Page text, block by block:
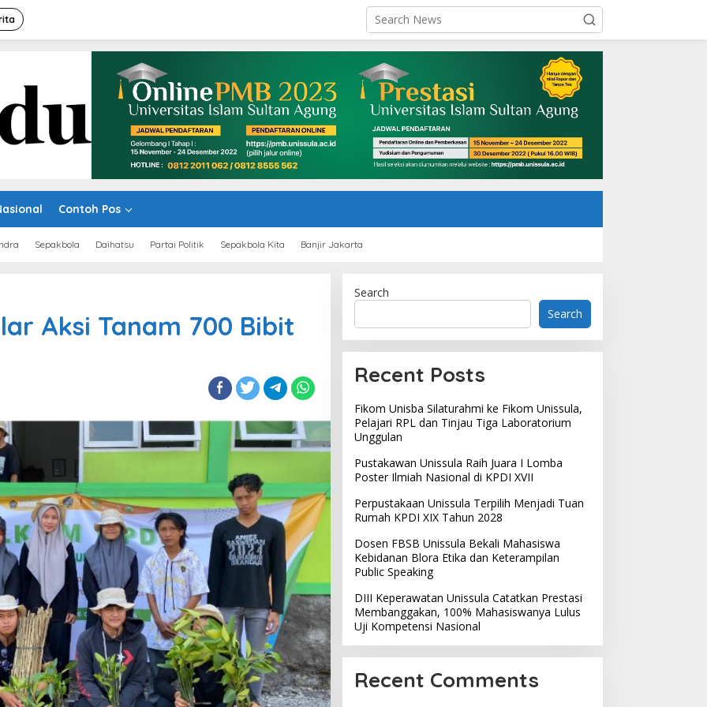
Contoh Pos
Sepakbola Daihatsu Partai Politik Sepakbola Kita Banjir Jakarta
Aksi Tanam 700 Bibit
Search
Search
Recent Posts
Fikom Unisba Silaturahmi ke Fikom Unissula,
Pelajari RPL dan Tinjau Tiga Laboratorium
Unggulan
Pustakawan Unissula Raih Juara I Lomba
Poster Ilmiah Nasional di KPDI XVII
Perpustakaan Unissula Terpilih Menjadi Tuan
Rumah KPDI XIX Tahun 2028
Dosen FBSB Unissula Bekali Mahasiswa
Kebidanan Blora Etika dan Keterampilan
Public Speaking
DIII Keperawatan Unissula Catatkan Prestasi
Membanggakan, 100% Mahasiswanya Lulus
Uji Kompetensi Nasional
Recent Comments